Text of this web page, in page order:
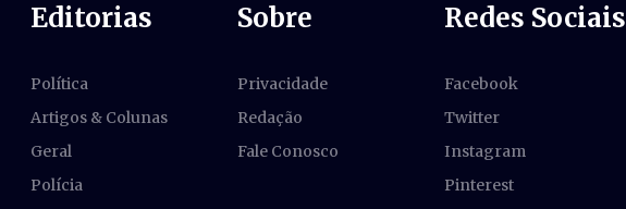
Editorias
Política
Artigos & Colunas
Geral
Polícia
Sobre
Privacidade
Redação
Fale Conosco
Redes Sociais
Facebook
Twitter
Instagram
Pinterest